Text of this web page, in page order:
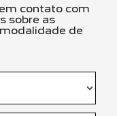
contato com
sobre as
de